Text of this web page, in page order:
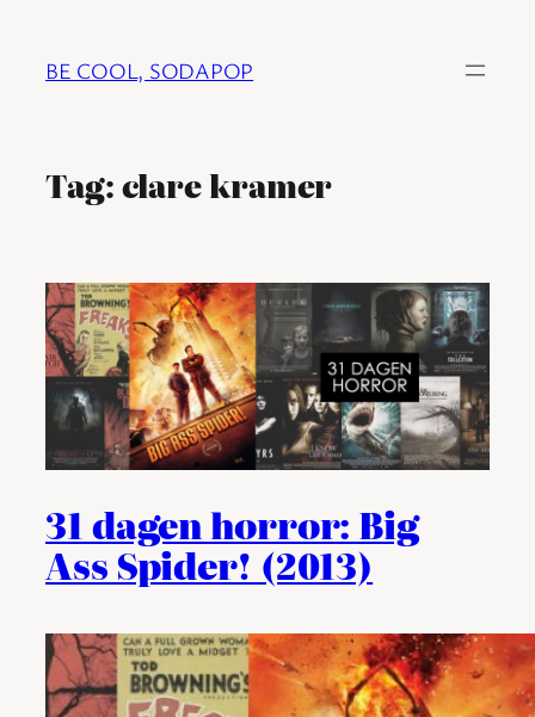
BE COOL, SODAPOP
Tag:clare kramer
31 dagen horror: Big
Ass Spider! (2013)